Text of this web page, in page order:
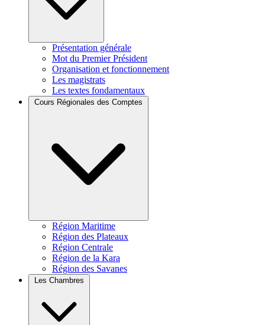
Présentation générale
Mot du Premier Président
Organisation et fonctionnement
Les magistrats
Les textes fondamentaux
Région Maritime
Région des Plateaux
Région Centrale
Région de la Kara
Région des Savanes